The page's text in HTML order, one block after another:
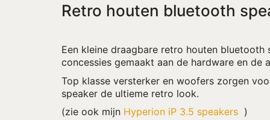
Retro houten bluetooth
Een kleine draagbare retro houten
concessies gemaakt aan de hardware en de
Top klasse versterker en woofers zorgen
speaker de ultieme retro look.
(zie ook mijn Hyperion iP 3.5 speakers )